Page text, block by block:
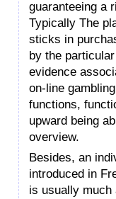
guaranteeing a
Typically The
sticks in
by the
evidence
on-line
functions,
upward being
overview.
Besides, an
introduced in
is usually much